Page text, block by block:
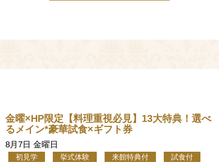
金曜×HP限定【料理重視必見】13大特典！選べ
るメイン*豪華試食×ギフト券
8月7日 金曜日
初見学 挙式体験 来館特典付
試食付